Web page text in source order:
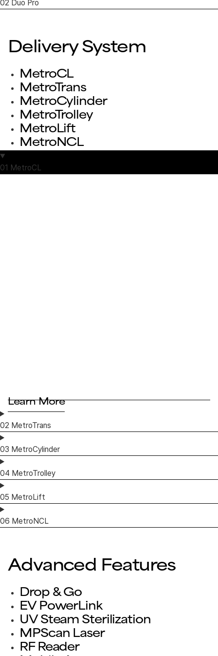
02 Duo Pro
Delivery System
MetroCL
MetroTrans
MetroCylinder
MetroTrolley
MetroLift
MetroNCL
01 MetroCL
Learn More
02 MetroTrans
03 MetroCylinder
04 MetroTrolley
05 MetroLift
06 MetroNCL
Advanced Features
Drop & Go
EV PowerLink
UV Steam Sterilization
MPScan Laser
RF Reader